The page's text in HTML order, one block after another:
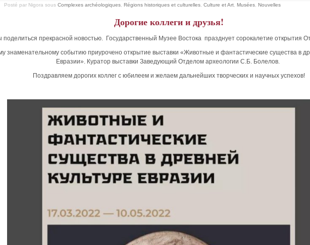
Posté par Nigora sous Complexes archéologiques Régions historiques et culturelles Culture et Art Musées Nouvelles
Дорогие коллеги и друзья!
прекрасной новостью. Государственный Музее Востока празднует сорокалетие открытия
знаменательному событию приурочено открытие выставки «Животные и фантастические существа в
Евразии». Куратор выставки Заведующий Отделом археологии С.Б. Болелов.
Поздравляем дорогих коллег с юбилеем и желаем дальнейших творческих и научных успехов!